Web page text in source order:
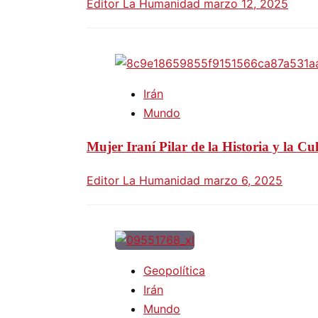
Editor La Humanidad marzo 12, 2025
Irán
Mundo
Mujer Iraní Pilar de la Historia y la
Editor La Humanidad marzo 6, 2025
Geopolítica
Irán
Mundo